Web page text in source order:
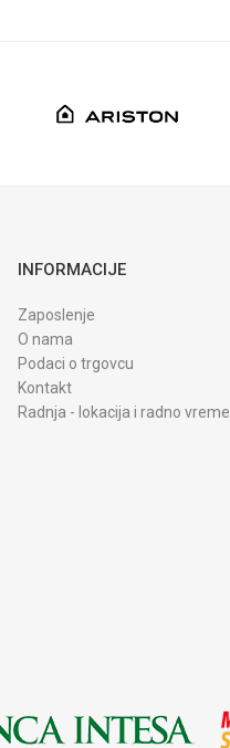
INFORMACIJE
Zaposlenje
O nama
Podaci o trgovcu
Kontakt
Radnja - lokacija i radno vreme